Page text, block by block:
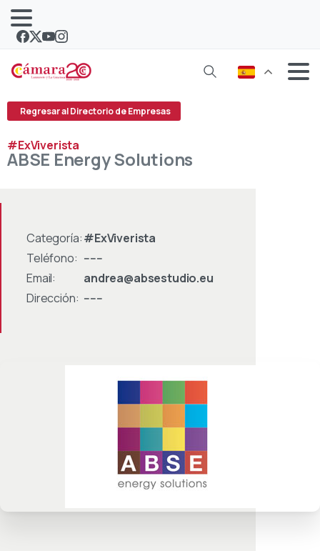
Regresar al Directorio de Empresas
#ExViverista
ABSE EnergySolutions
Categoría:#ExViverista
Teléfono: ------
Email:
andrea@absestudio.eu
Dirección: ------